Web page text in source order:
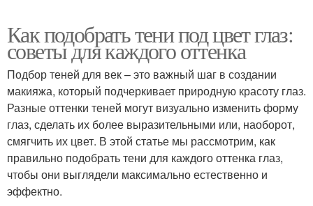
Как подобрать тени под цвет глаз:
советы для каждого оттенка
Подбор теней для век – это важный шаг в создании
макияжа, который подчеркивает природную красоту глаз.
Разные оттенки теней могут визуально изменить форму
глаз, сделать их более выразительными или, наоборот,
смягчить их цвет. В этой статье мы рассмотрим, как
правильно подобрать тени для каждого оттенка глаз,
чтобы они выглядели максимально естественно и
эффектно.